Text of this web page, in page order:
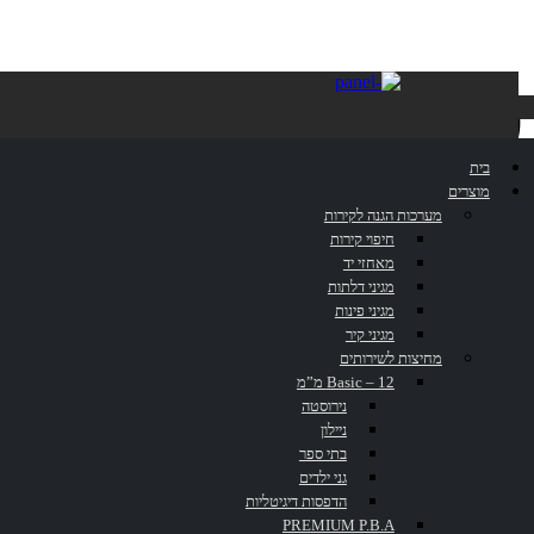
בית
מוצרים
מערכות הגנה לקירות
חיפוי קירות
מאחזי יד
מגיני דלתות
מגיני פינות
מגיני קיר
מחיצות לשירותים
Basic – 12 מ”מ
נירוסטה
ניילון
בתי ספר
גני ילדים
הדפסות דיגיטליות
PREMIUM P.B.A
פח דוושה עגול-
5 ליטר
דף הבית קטלוג»פח דוושה עגול- 5 ליטר